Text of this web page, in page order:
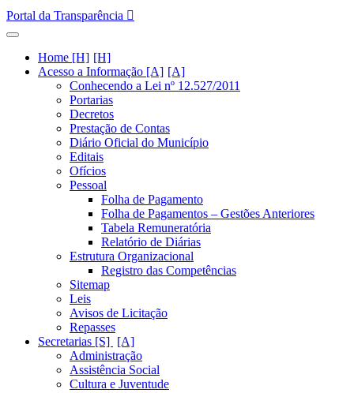
Portal da Transparência
Home [H]
Acesso a Informação [A]
Conhecendo a Lei nº 12.527/2011
Portarias
Decretos
Prestação de Contas
Diário Oficial do Município
Editais
Ofícios
Pessoal
Folha de Pagamento
Folha de Pagamentos – Gestões Anteriores
Tabela Remuneratória
Relatório de Diárias
Estrutura Organizacional
Registro das Competências
Sitemap
Leis
Avisos de Licitação
Repasses
Secretarias [S]
Administração
Assistência Social
Cultura e Juventude